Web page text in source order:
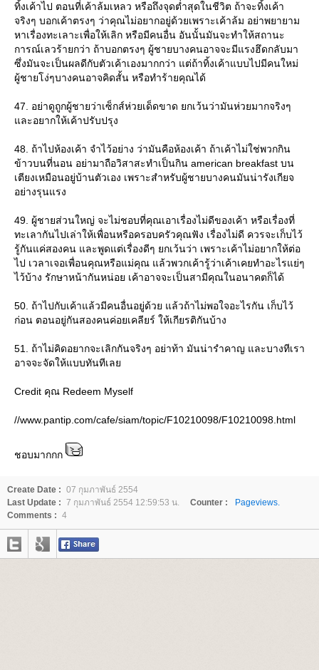
ทิ้งเค้าไป ตอนที่เค้าล้มเหลว หรือถึงจุดต่ำสุดในชีวิต ถ้าจะทิ้งเค้า
จริงๆ บอกเค้าตรงๆ ว่าคุณไม่อยากอยู่ด้วยเพราะเค้าล้ม อย่าพยายาม
หาเรื่องทะเลาะเพื่อให้เลิก หรือมีคนอื่น อันนั้นมันจะทำให้สถานะ
การณ์เลวร้ายกว่า ถ้าบอกตรงๆ ผู้ชายบางคนอาจจะมีแรงฮึดกลับมา
ซึ่งมันจะเป็นผลดีกับตัวเค้าเองมากกว่า แต่ถ้าทิ้งเค้าแบบไปมีคนใหม่
ผู้ชายโง่ๆบางคนอาจคิดสั้น หรือทำร้ายคุณได้
47. อย่าดูถูกผู้ชายว่าเซ็กส์ห่วยเด็ดขาด ยกเว้นว่ามันห่วยมากจริงๆ
ละอยากให้เค้าปรับปรุง
48. ถ้าไปห้องเค้า จำไว้อย่าง ว่ามันคือห้องเค้า ถ้าเค้าไม่ใช่พวกกิน
ข้าวบนที่นอน อย่ามาถือวิสาสะทำเป็นกิน american breakfast บน
เตียงเหมือนอยู่บ้านตัวเอง เพราะสำหรับผู้ชายบางคนมันน่ารังเกียจ
อย่างรุนแรง
49. ผู้ชายส่วนใหญ่ จะไม่ชอบที่คุณเอาเรื่องไม่ดีของเค้า หรือเรื่องที่
ทะเลากันไปเล่าให้เพื่อนหรือครอบครัวคุณฟัง เรื่องไม่ดี ควรจะเก็บไว้
รู้กันแค่สองคน และพูดแต่เรื่องดีๆ ยกเว้นว่า เพราะเค้าไม่อยากให้ต่อ
ไป เวลาเจอเพื่อนคุณหรือแม่คุณ แล้วพวกเค้ารู้ว่าเค้าเคยทำอะไรแย่ๆ
ไว้บ้าง รักษาหน้ากันหน่อย เค้าอาจจะเป็นสามีคุณในอนาคตก็ได้
50. ถ้าไปกับเค้าแล้วมีคนอื่นอยู่ด้วย แล้วถ้าไม่พอใจอะไรกัน เก็บไว้
ก่อน ตอนอยู่กันสองคนค่อยเคลียร์ ให้เกียรติกันบ้าง
51. ถ้าไม่คิดอยากจะเลิกกันจริงๆ อย่าท้า มันน่ารำคาญ และบางทีเรา
อาจจะจัดให้แบบทันทีเล
Credit คุณ Redeem Myself
//www.pantip.com/cafe/siam/topic/F10210098/F10210098.html
ชอบมากกก
Create Date : 07 กุมภาพันธ์ 2554
Last Update : 7 กุมภาพันธ์ 2554 12:59:53 น. Counter :
Pageviews.
Comments : 4